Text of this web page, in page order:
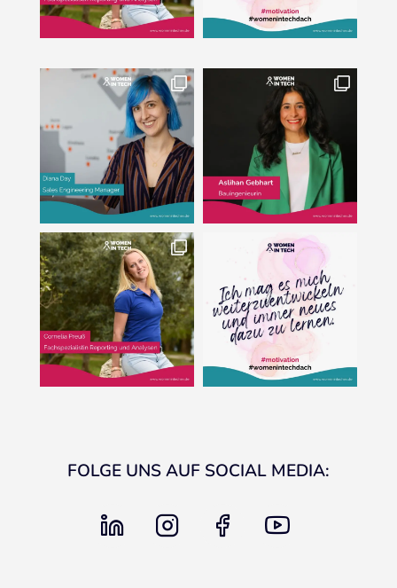
FOLGE UNS AUF SOCIAL MEDIA:
linkedin instagram